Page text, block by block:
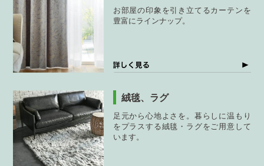
お部屋の印象を引き立てるカーテンを
豊富にラインナップ。
絨毯、ラグ
足元から心地よさを。暮らしに温もり
をプラスする絨毯・ラグをご用意して
います。